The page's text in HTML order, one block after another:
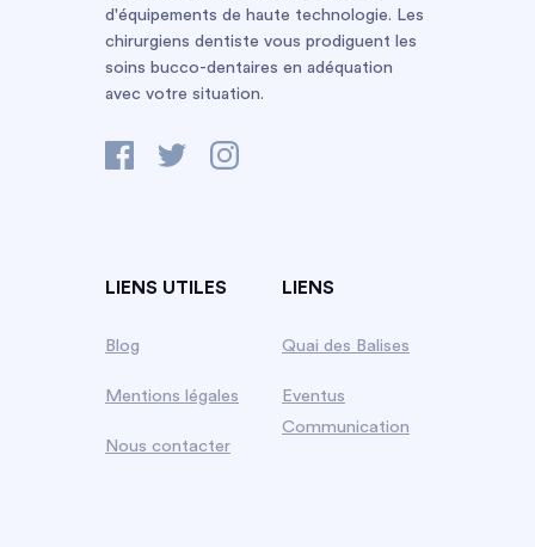
d'équipements de haute technologie. Les
chirurgiens dentiste vous prodiguent les
soins bucco-dentaires en adéquation
avec votre situation.
LIENS UTILES
Blog
Mentions légales
Nous contacter
LIENS
Quai des Balises
Eventus
Communication